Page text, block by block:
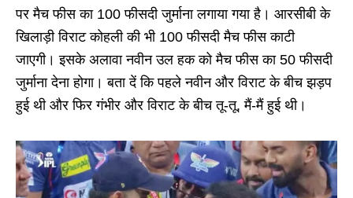
पर मैच फीस का 100 फीसदी जुर्माना लगाया गया है। आरसीबी के
खिलाड़ी विराट कोहली की भी 100 फीसदी मैच फीस काटी
जाएगी। इसके अलावा नवीन उल हक को मैच फीस का 50 फीसदी
जुर्माना देना होगा। बता दें कि पहले नवीन और विराट के बीच झड़प
हुई थी और फिर गंभीर और विराट के बीच तू-तू, मैं-मैं हुई थी।